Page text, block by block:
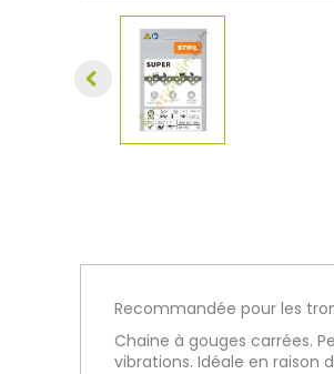
Recommandée pour les
Chaine à gouges carrées.
vibrations. Idéale en raison